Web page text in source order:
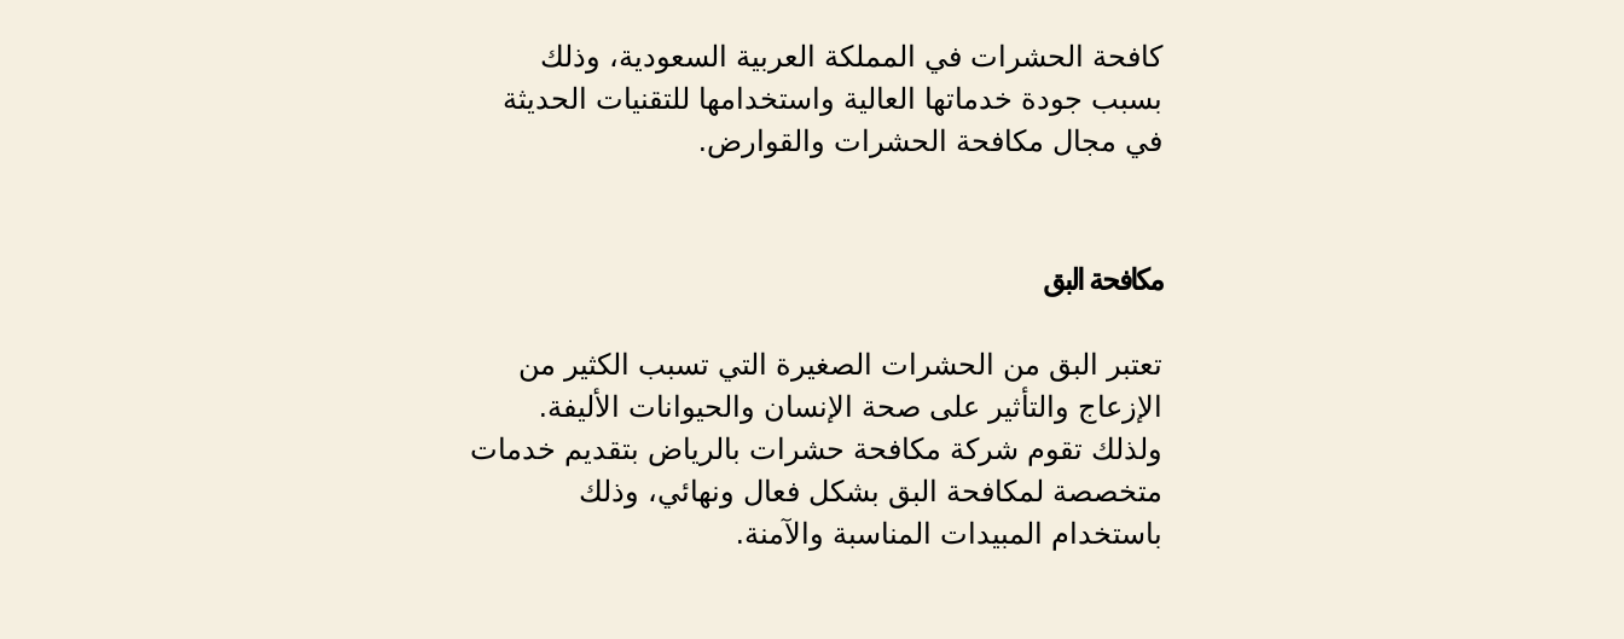
كافحة الحشرات في المملكة العربية السعودية، وذلك
بسبب جودة خدماتها العالية واستخدامها للتقنيات الحديثة
في مجال مكافحة الحشرات والقوارض.
مكافحة البق
تعتبر البق من الحشرات الصغيرة التي تسبب الكثير من
الإزعاج والتأثير على صحة الإنسان والحيوانات الأليفة.
ولذلك تقوم شركة مكافحة حشرات بالرياض بتقديم خدمات
متخصصة لمكافحة البق بشكل فعال ونهائي، وذلك
باستخدام المبيدات المناسبة والآمنة.